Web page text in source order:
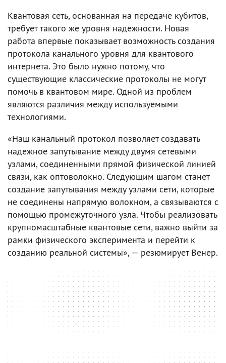
Квантовая сеть, основанная на передаче кубитов,
требует такого же уровня надежности. Новая
работа впервые показывает возможность создания
протокола канального уровня для квантового
интернета. Это было нужно потому, что
существующие классические протоколы не могут
помочь в квантовом мире. Одной из проблем
являются различия между используемыми
технологиями.
«Наш канальный протокол позволяет создавать
надежное запутывание между двумя сетевыми
узлами, соединенными прямой физической линией
связи, как оптоволокно. Следующим шагом станет
создание запутывания между узлами сети, которые
не соединены напрямую волокном, а связываются с
помощью промежуточного узла. Чтобы реализовать
крупномасштабные квантовые сети, важно выйти за
рамки физического эксперимента и перейти к
созданию реальной системы», — резюмирует Венер.